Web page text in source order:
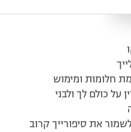
חלומות ומימוש
כולם לך ולבני
את סיפורייך קרוב